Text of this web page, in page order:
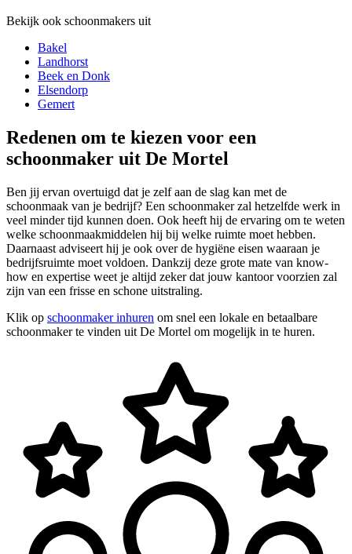
Bekijk ook schoonmakers uit
Bakel
Landhorst
Beek en Donk
Elsendorp
Gemert
Redenen om te kiezen voor een
schoonmaker uit De Mortel
Ben jij ervan overtuigd dat je zelf aan de slag kan met de
schoonmaak van je bedrijf? Een schoonmaker zal hetzelfde werk in
veel minder tijd kunnen doen. Ook heeft hij de ervaring om te weten
welke schoonmaakmiddelen hij bij welke ruimte moet hebben.
Daarnaast adviseert hij je ook over de hygiëne eisen waaraan je
bedrijfsruimte moet voldoen. Dankzij deze grote mate van know-
how en expertise weet je altijd zeker dat jouw kantoor voorzien zal
zijn van een frisse en schone uitstraling.
Klik op schoonmaker inhuren om snel een lokale en betaalbare
schoonmaker te vinden uit De Mortel om mogelijk in te huren.